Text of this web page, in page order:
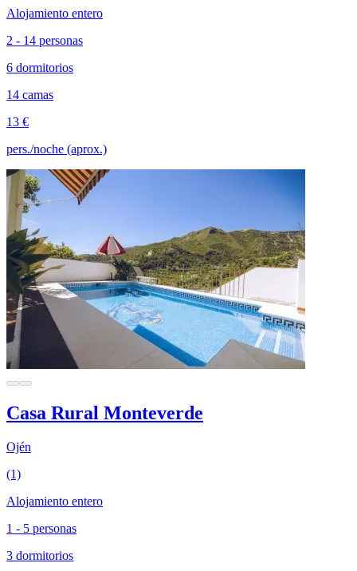
Alojamiento entero
2 - 14 personas
6 dormitorios
14 camas
13 €
pers./noche (aprox.)
Casa Rural Monteverde
Ojén
(1)
Alojamiento entero
1 - 5 personas
3 dormitorios